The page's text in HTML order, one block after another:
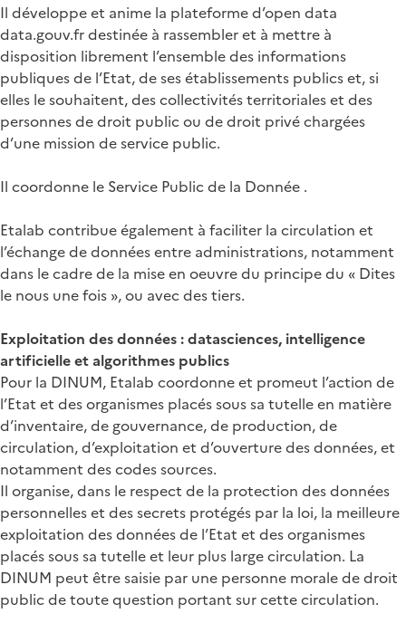
Il développe et anime la plateforme d’open data
data.gouv.fr destinée à rassembler et à mettre à
disposition librement l’ensemble des informations
publiques de l’Etat, de ses établissements publics et, si
elles le souhaitent, des collectivités territoriales et des
personnes de droit public ou de droit privé chargées
d’une mission de service public.
Il coordonne le Service Public de la Donnée .
Etalab contribue également à faciliter la circulation et
l’échange de données entre administrations, notamment
dans le cadre de la mise en oeuvre du principe du « Dites
le nous une fois », ou avec des tiers.
Exploitation des données : datasciences, intelligence
artificielle et algorithmes publics
Pour la DINUM, Etalab coordonne et promeut l’action de
l’Etat et des organismes placés sous sa tutelle en matière
d’inventaire, de gouvernance, de production, de
circulation, d’exploitation et d’ouverture des données, et
notamment des codes sources.
Il organise, dans le respect de la protection des données
personnelles et des secrets protégés par la loi, la meilleure
exploitation des données de l’Etat et des organismes
placés sous sa tutelle et leur plus large circulation. La
DINUM peut être saisie par une personne morale de droit
public de toute question portant sur cette circulation.